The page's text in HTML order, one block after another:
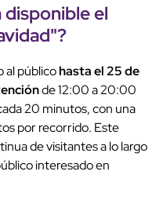
el
al públicohasta el 25 de
de 12:00 a 20:00
20 minutos, con una
por recorrido. Este
de visitantes a lo largo
interesado en